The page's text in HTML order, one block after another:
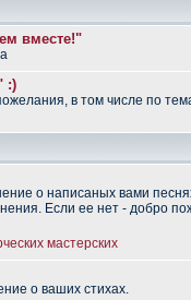
вместе!"
:)
в том числе по
о написаных вами
Если ее нет - добро
мастерских
о ваших стихах.